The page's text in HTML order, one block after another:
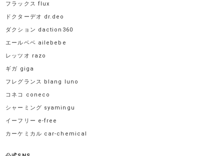
フラックス flux
ドクターデオ dr.deo
ダクション daction360
エールベベ ailebebe
レッツオ razo
ギガ giga
フレグランス blang luno
コネコ coneco
シャーミング syamingu
イーフリー e-free
カーケミカル car-chemical